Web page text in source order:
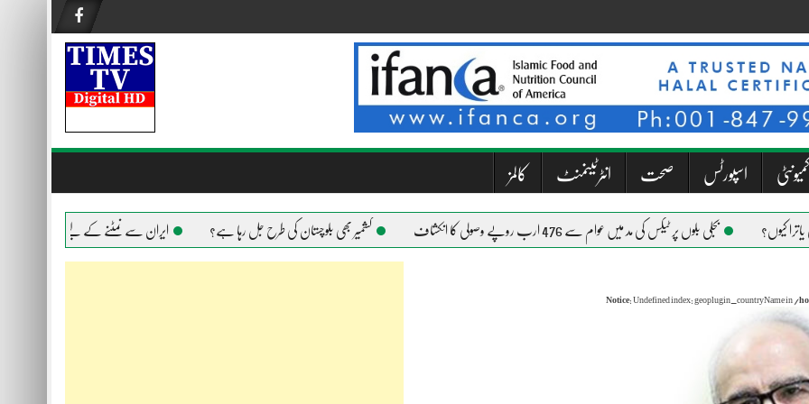
کمیونٹی اسپورٹس صحت انٹرٹینمنٹ کالمز
بجلی بلوں پر ٹیکس کی مد میں عوام سے 476 ارب روپے وصولی کا انکشاف کشمیر بھی بلوچستان کی طرح جل رہا ہے؟ ایران سے نمٹنے کے لیے امریکا ہر ہتھیار
Notice: Undefined index: geoplugin_countryName in /